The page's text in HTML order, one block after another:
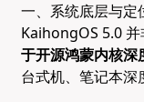
一、系统底层与定
KaihongOS 5.0 并
于开源鸿蒙内核深
台式机、笔记本深